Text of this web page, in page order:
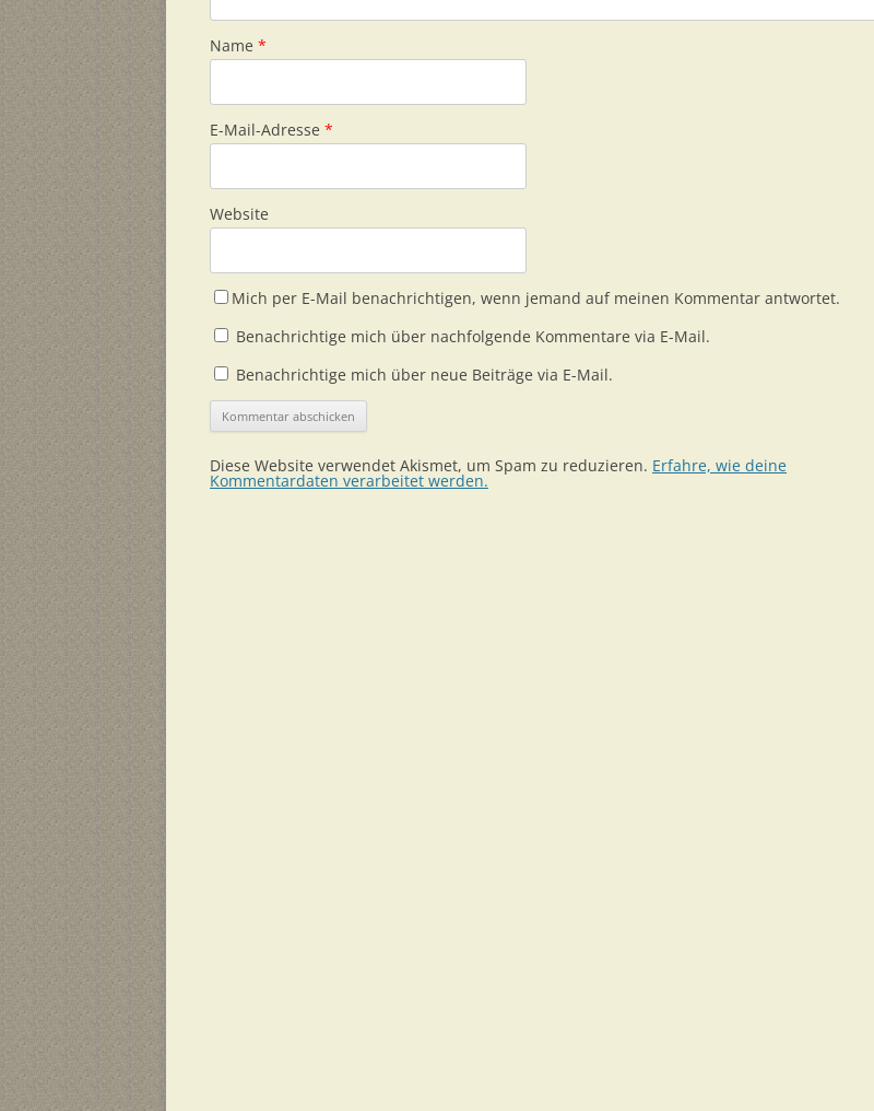
Name *
E-Mail-Adresse *
Website
Mich per E-Mail benachrichtigen, wenn jemand auf meinen Kommentar antwortet.
Benachrichtige mich über nachfolgende Kommentare via E-Mail.
Benachrichtige mich über neue Beiträge via E-Mail.
Diese Website verwendet Akismet, um Spam zu reduzieren. Erfahre, wie deine
Kommentardaten verarbeitet werden.